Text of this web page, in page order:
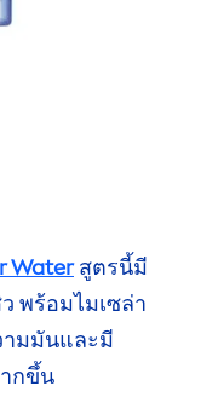
Water สูตรนี้มี
พร้อมไมเซล่า
มมันและมี
กขึ้น